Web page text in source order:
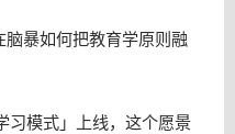
暴如何把教育学原则融
习模式」上线，这个愿景